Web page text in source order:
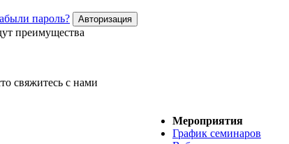
пароль?
преимущества
свяжитесь с нами
Мероприятия
График семинаров